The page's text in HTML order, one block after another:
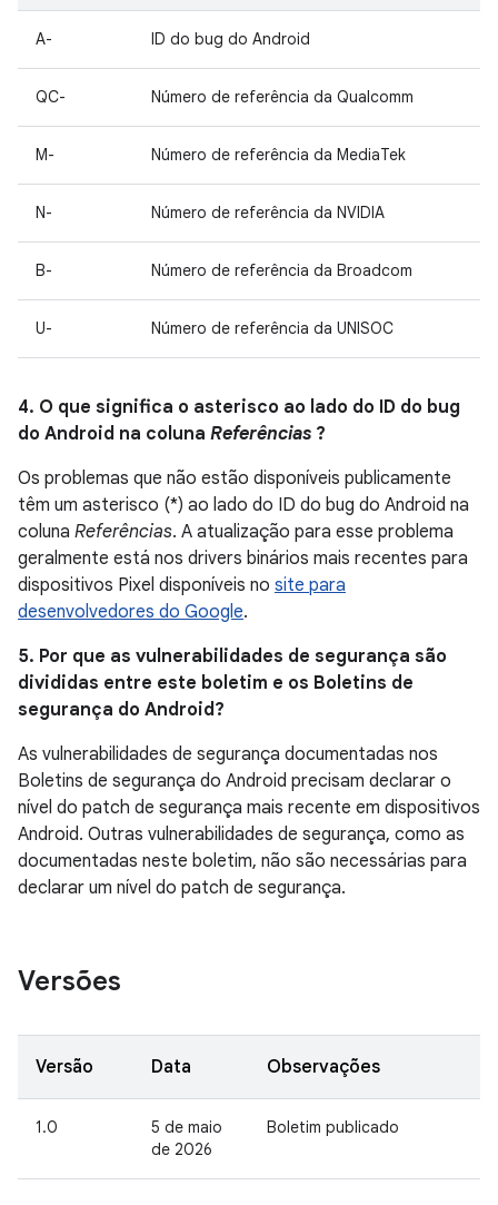
A- ID do bug do Android
QC- Número de referência da Qualcomm
M- Número de referência da MediaTek
N- Número de referência da NVIDIA
B- Número de referência da Broadcom
U- Número de referência da UNISOC
4. O que significa o asterisco ao lado do ID do bug
do Android na coluna Referências ?
Os problemas que não estão disponíveis publicamente
têm um asterisco (*) ao lado do ID do bug do Android na
coluna Referências. A atualização para esse problema
geralmente está nos drivers binários mais recentes para
dispositivos Pixel disponíveis no site para
desenvolvedores do Google.
5. Por que as vulnerabilidades de segurança são
divididas entre este boletim e os Boletins de
segurança do Android?
As vulnerabilidades de segurança documentadas nos
Boletins de segurança do Android precisam declarar o
nível do patch de segurança mais recente em dispositivos
Android. Outras vulnerabilidades de segurança, como as
documentadas neste boletim, não são necessárias para
declarar um nível do patch de segurança.
Versões
Versão Data Observações
1.0
5 de maio
de 2026
Boletim publicado